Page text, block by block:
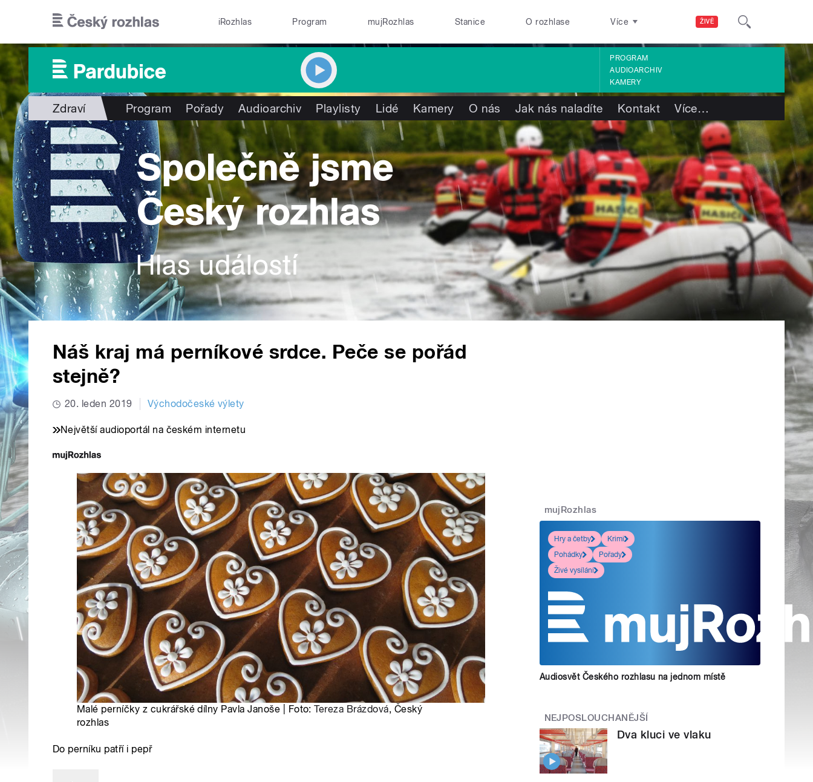
ŽIVĚ
iRozhlas Program mujRozhlas Stanice O rozhlase Více
PROGRAM
AUDIOARCHIV
KAMERY
Zdraví Program Pořady Audioarchiv Playlisty Lidé Kamery O nás Jak nás naladíte Kontakt Více…
Náš kraj má perníkové srdce. Peče se pořád
stejně?
20. leden 2019 Východočeské výlety
Největší audioportál na českém internetu
Malé perníčky z cukrářské dílny Pavla Janoše | Foto:Tereza Brázdová, Český
rozhlas
Do perníku patří i pepř
mujRozhlas
Hry a četby
Krimi
Pohádky
Pořady
Živé vysílání
Audiosvět Českého rozhlasu na jednom místě
NEJPOSLOUCHANĚJŠÍ
Dva kluci ve vlaku